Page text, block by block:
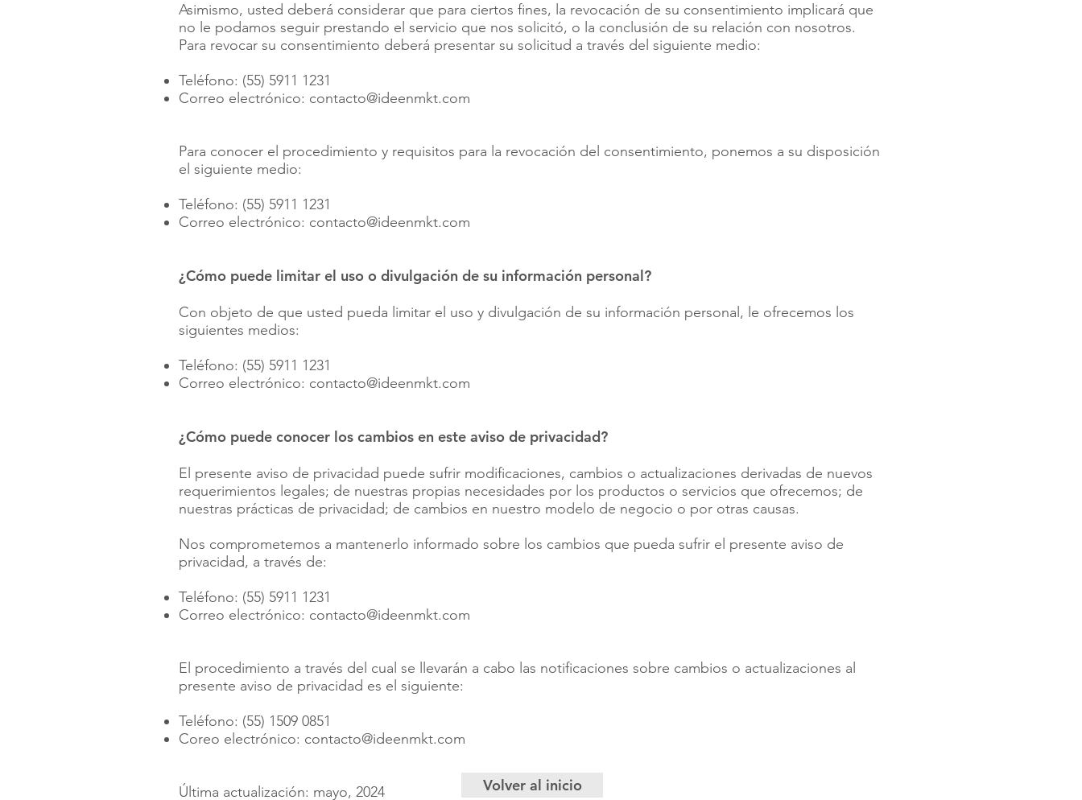
Asimismo, usted deberá considerar que para ciertos fines, la revocación de su consentimiento implicará que
no le podamos seguir prestando el servicio que nos solicitó, o la conclusión de su relación con nosotros.
Para revocar su consentimiento deberá presentar su solicitud a través del siguiente medio:
Teléfono: (55) 5911 1231
Correo electrónico: contacto@ideenmkt.com
Para conocer el procedimiento y requisitos para la revocación del consentimiento, ponemos a su disposición
el siguiente medio:
Teléfono: (55) 5911 1231
Correo electrónico: contacto@ideenmkt.com
¿Cómo puede limitar el uso o divulgación de su información personal?
Con objeto de que usted pueda limitar el uso y divulgación de su información personal, le ofrecemos los
siguientes medios:
Teléfono: (55) 5911 1231
Correo electrónico: contacto@ideenmkt.com
¿Cómo puede conocer los cambios en este aviso de privacidad?
El presente aviso de privacidad puede sufrir modificaciones, cambios o actualizaciones derivadas de nuevos
requerimientos legales; de nuestras propias necesidades por los productos o servicios que ofrecemos; de
nuestras prácticas de privacidad; de cambios en nuestro modelo de negocio o por otras causas.
Nos comprometemos a mantenerlo informado sobre los cambios que pueda sufrir el presente aviso de
privacidad, a través de:
Teléfono: (55) 5911 1231
Correo electrónico: contacto@ideenmkt.com
El procedimiento a través del cual se llevarán a cabo las notificaciones sobre cambios o actualizaciones al
presente aviso de privacidad es el siguiente:
Teléfono: (55) 1509 0851
Coreo electrónico: contacto@ideenmkt.com
Última actualización: mayo, 2024 Volver al inicio